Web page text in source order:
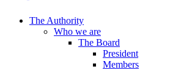
The Authority
Who we are
The Board
President
Members